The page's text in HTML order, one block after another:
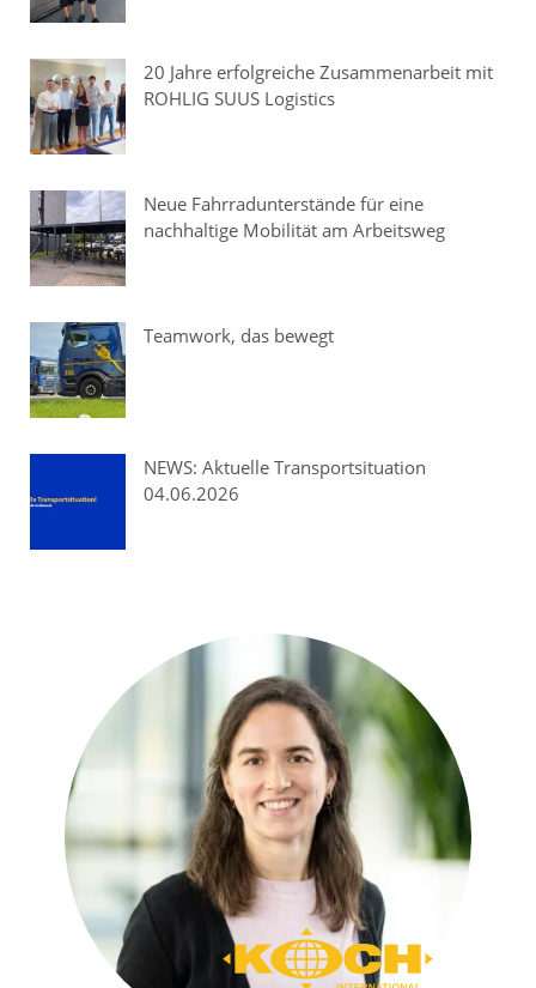
20 Jahre erfolgreiche Zusammenarbeit mit
ROHLIG SUUS Logistics
Neue Fahrradunterstände für eine
nachhaltige Mobilität am Arbeitsweg
Teamwork, das bewegt
NEWS: Aktuelle Transportsituation
04.06.2026